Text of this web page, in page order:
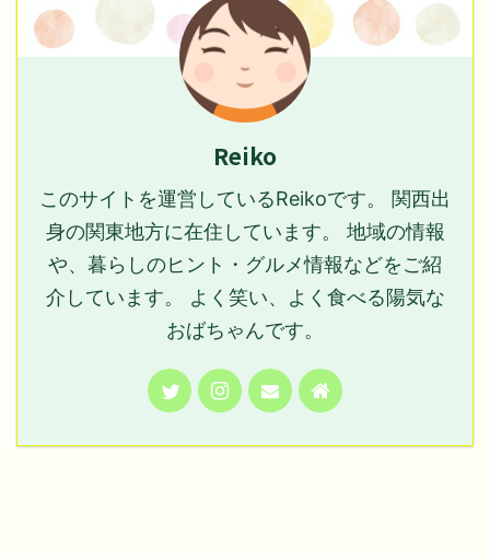
Reiko
このサイトを運営しているReikoです。 関西出
身の関東地方に在住しています。 地域の情報
や、暮らしのヒント・グルメ情報などをご紹
介しています。 よく笑い、よく食べる陽気な
おばちゃんです。